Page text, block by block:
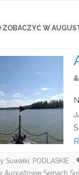
ZOBACZYĆ W
Suwałki PODLASKIE
Sejnach